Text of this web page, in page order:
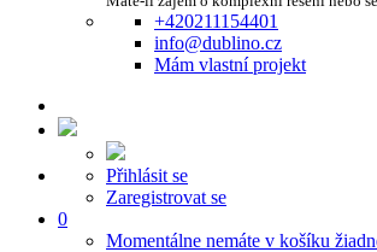
+420211154401
info@dublino.cz
Mám vlastní projekt
Přihlásit se
Zaregistrovat se
0
Momentálne nemáte v košíku